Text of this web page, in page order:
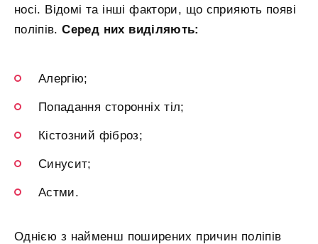
носі. Відомі та інші фактори, що сприяють появі
поліпів. Серед них виділяють:
Алергію;
Попадання сторонніх тіл;
Кістозний фіброз;
Синусит;
Астми.
Однією з найменш поширених причин поліпів